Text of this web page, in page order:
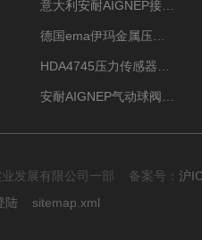
发展有限公司一部 备案号： 沪
陆 sitemap.xml